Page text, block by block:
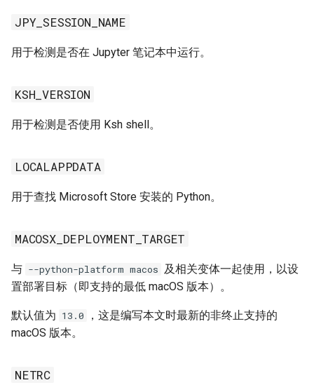
JPY_SESSION_NAME
用于检测是否在 Jupyter 笔记本中运行。
KSH_VERSION
用于检测是否使用 Ksh shell。
LOCALAPPDATA
用于查找 Microsoft Store 安装的 Python。
MACOSX_DEPLOYMENT_TARGET
与 --python-platform macos 及相关变体一起使用，以设
置部署目标（即支持的最低 macOS 版本）。
默认值为 13.0
，这是编写本文时最新的非终止支持的
macOS 版本。
NETRC